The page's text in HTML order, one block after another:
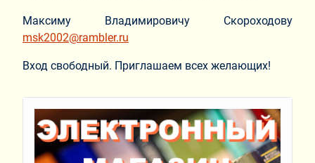
Максиму Владимировичу Скороходову
msk2002@rambler.ru
Вход свободный. Приглашаем всех желающих!